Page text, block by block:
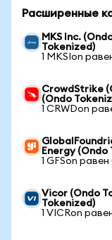
Расширенные
MKS Inc.
Tokenized)
1 MKSIon
CrowdStrike
(Ondo
1 CRWDon
Energy (Ondo
1 GFSon
Vicor (Ondo
Tokenized)
1 VICRon